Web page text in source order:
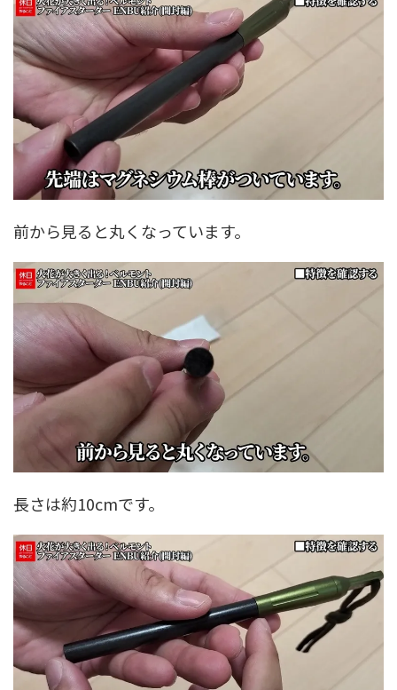
前から見ると丸くなっています。
長さは約10cmです。